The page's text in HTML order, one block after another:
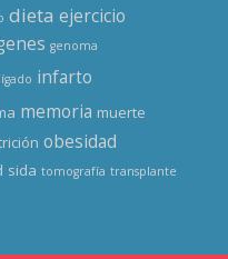
dieta ejercicio
genoma
infarto
memoria muerte
obesidad
sida tomografía transplante